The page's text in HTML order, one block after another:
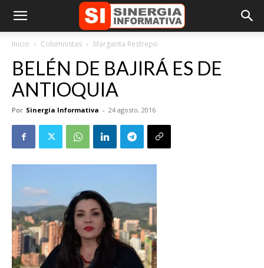
Inicio Columnistas Margarita Restrepo
BELÉN DE BAJIRÁ ES DE
ANTIOQUIA
Por Sinergia Informativa - 24 agosto, 2016